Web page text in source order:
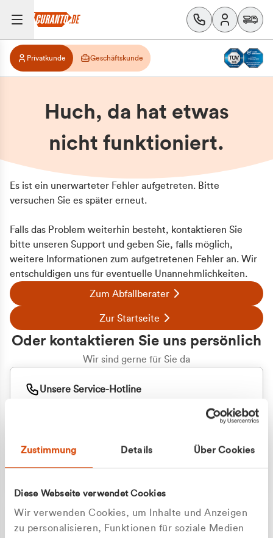
Zustimmung Details Über Cookies
Diese Webseite verwendet Cookies
Wir verwenden Cookies, um Inhalte und Anzeigen
zu personalisieren, Funktionen für soziale Medien
Privatkunde Geschäftskunde
Huch, da hat etwas
nicht funktioniert.
Es ist ein unerwarteter Fehler aufgetreten. Bitte
versuchen Sie es später erneut.
Falls das Problem weiterhin besteht, kontaktieren Sie
bitte unseren Support und geben Sie, falls möglich,
weitere Informationen zum aufgetretenen Fehler an. Wir
entschuldigen uns für eventuelle Unannehmlichkeiten.
Zum Abfallberater
Zur Startseite
Oder kontaktieren Sie uns persönlich
Wir sind gerne für Sie da
Unsere Service-Hotline
+49 177 8376058